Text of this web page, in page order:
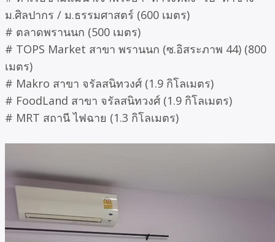
ม.ศิลปากร / ม.ธรรมศาสตร์ (600 เมตร)
# ตลาดพรานนก (500 เมตร)
# TOPS Market สาขา พรานนก (ซ.อิสระภาพ 44) (800
เมตร)
# Makro สาขา จรัลสนิทวงศ์ (1.9 กิโลเมตร)
# FoodLand สาขา จรัลสนิทวงศ์ (1.9 กิโลเมตร)
# MRT สถานี ไฟฉาย (1.3 กิโลเมตร)